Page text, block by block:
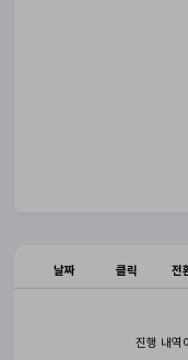
날짜 클릭 전
진행 내역